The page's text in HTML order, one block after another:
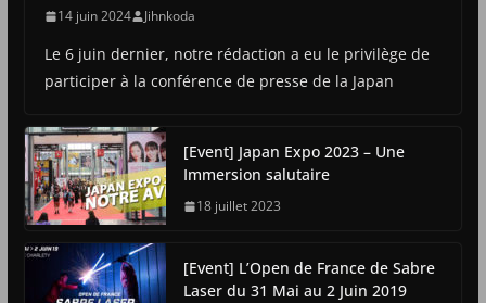
14 juin 2024 Jihnkoda
Le 6 juin dernier, notre rédaction a eu le privilège de
participer à la conférence de presse de la Japan
[Event] Japan Expo 2023 – Une
Immersion salutaire
18 juillet 2023
[Event] L’Open de France de Sabre
Laser du 31 Mai au 2 Juin 2019